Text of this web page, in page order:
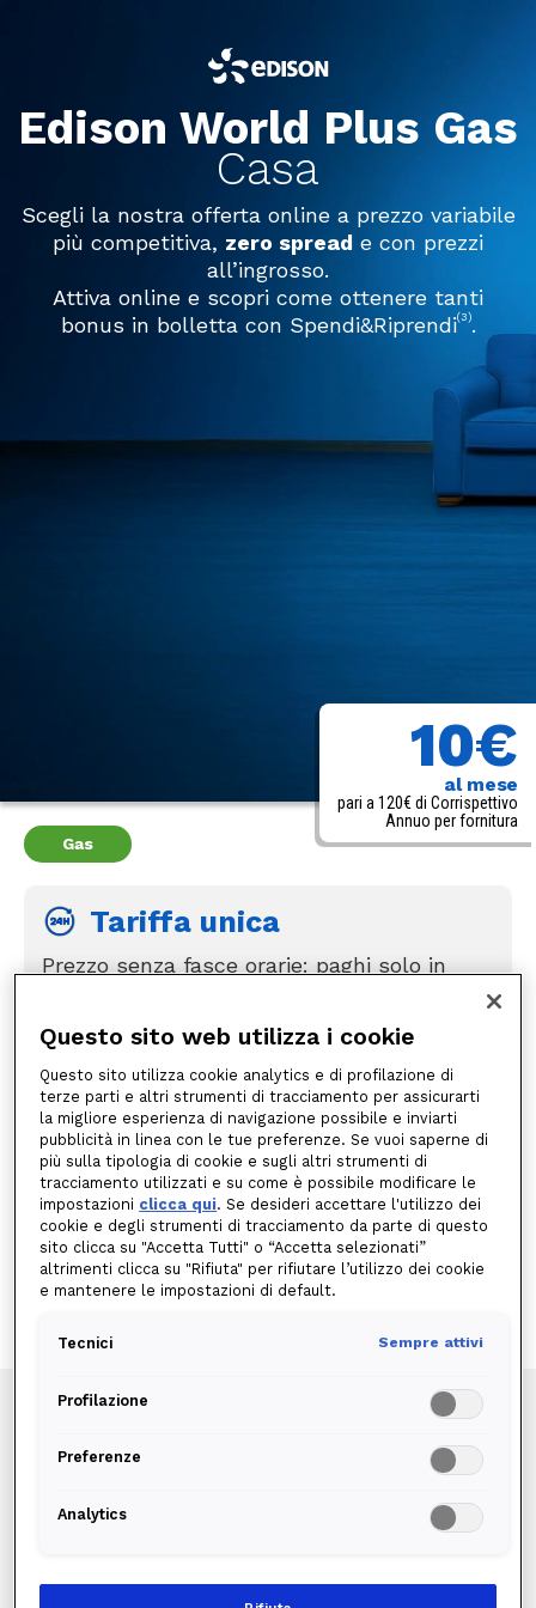
Edison World Plus Gas
Casa
Scegli la nostra offerta online a prezzo variabile
più competitiva, zero spread e con prezzi
all’ingrosso.
Attiva online e scopri come ottenere tanti
bonus in bolletta con Spendi&Riprendi(3).
Gas
10€
al mese
pari a 120€ di Corrispettivo
Annuo per fornitura
Tariffa unica
Prezzo senza fasce orarie: paghi solo in
Corrispettivi definiti dal venditore(1)
Corrispettivo per il consumo
PSVMaggiori informazioni sul PUN Index GME
valore medio giugno 2026
Tutti i giorni a tutte le ore 0,504869
Corrispettivo annuo
120€/anno/contrattopari a 10€/mese per contratto
sottoscritto.
000190GSVML23XXLGWD2X001X23XXXX5
L’offerta Edison più competitiva:
zero spread e prezzi all’ingrosso.
che segue
quando i valori PUN Index GME e PSV calano.
Questo sito web utilizza i cookie
Questo sito utilizza cookie analytics e di profilazione di
terze parti e altri strumenti di tracciamento per assicurarti
la migliore esperienza di navigazione possibile e inviarti
pubblicità in linea con le tue preferenze. Se vuoi saperne di
più sulla tipologia di cookie e sugli altri strumenti di
tracciamento utilizzati e su come è possibile modificare le
impostazioni clicca qui. Se desideri accettare l'utilizzo dei
cookie e degli strumenti di tracciamento da parte di questo
sito clicca su "Accetta Tutti" o “Accetta selezionati”
altrimenti clicca su "Rifiuta" per rifiutare l’utilizzo dei cookie
e mantenere le impostazioni di default.
Tecnici Sempre attivi
Profilazione
Preferenze
Analytics